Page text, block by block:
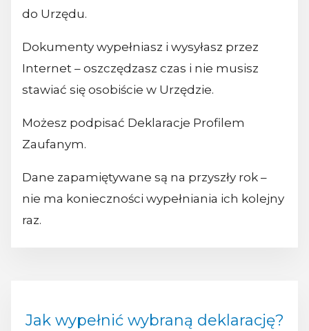
do Urzędu.
Dokumenty wypełniasz i wysyłasz przez
Internet – oszczędzasz czas i nie musisz
stawiać się osobiście w Urzędzie.
Możesz podpisać Deklaracje Profilem
Zaufanym.
Dane zapamiętywane są na przyszły rok –
nie ma konieczności wypełniania ich kolejny
raz.
Jak wypełnić wybraną deklarację?